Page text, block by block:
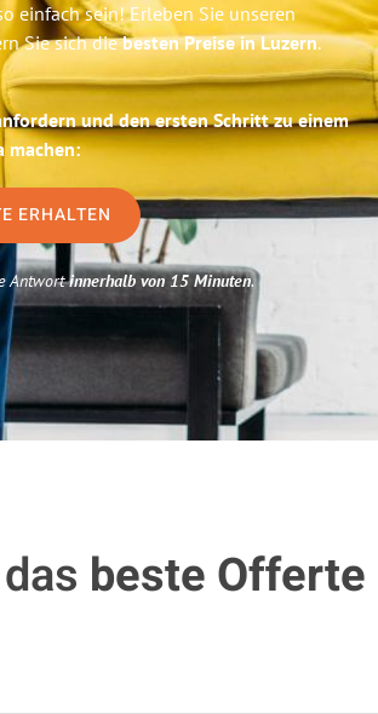
einfach sein! Erleben Sie unseren
Sie sich diebesten Preise in Luzern.
und den ersten Schritt zu einem
machen:
ERHALTEN
Antwortinnerhalb von 15 Minuten.
beste Offerte